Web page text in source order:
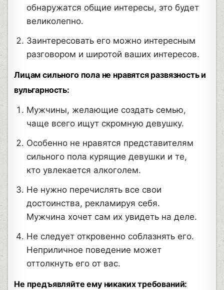
обнаружатся общие интересы, это будет
великолепно.
Заинтересовать его можно интересным
разговором и широтой ваших интересов.
Лицам сильного пола не нравятся развязность и
вульгарность:
Мужчины, желающие создать семью,
чаще всего ищут скромную девушку.
Особенно не нравятся представителям
сильного пола курящие девушки и те,
кто увлекается алкоголем.
Не нужно перечислять все свои
достоинства, рекламируя себя.
Мужчина хочет сам их увидеть на деле.
Не следует откровенно соблазнять его.
Неприличное поведение может
оттолкнуть его от вас.
Не предъявляйте ему никаких требований: